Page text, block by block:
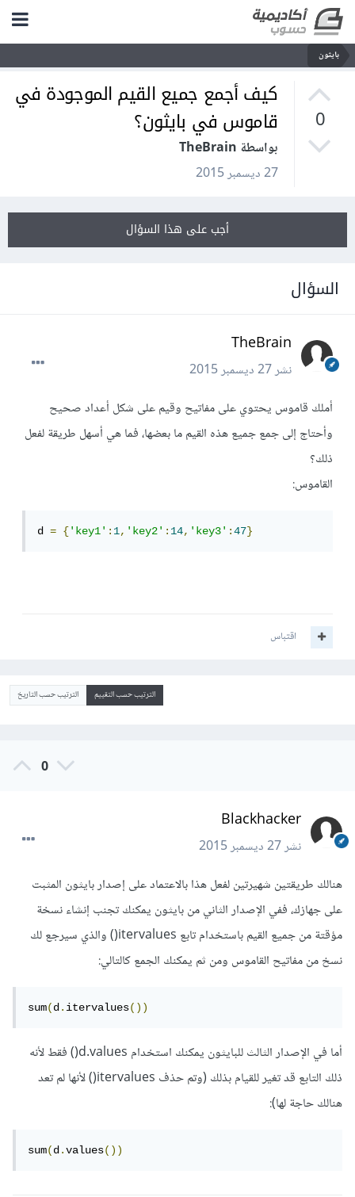
بايثون
0
كيف أجمع جميع القيم الموجودة في
قاموس في بايثون؟
بواسطة TheBrain
27 ديسمبر 2015
أجب على هذا السؤال
السؤال
TheBrain
نشر27 ديسمبر 2015
أملك قاموس يحتوي على مفاتيح وقيم على شكل أعداد صحيح
وأحتاج إلى جمع جميع هذه القيم ما بعضها، فما هي أسهل طريقة لفعل
ذلك؟
القاموس:
d = {'key1':1,'key2':14,'key3':47}
اقتباس
الترتيب حسب التقييم الترتيب حسب التاريخ
0
Blackhacker
نشر27 ديسمبر 2015
هنالك طريقتين شهيرتين لفعل هذا بالاعتماد على إصدار بايثون المثبت
على جهازك، ففي الإصدار الثاني من بايثون يمكنك تجنب إنشاء نسخة
مؤقتة من جميع القيم باستخدام تابع itervalues() والذي سيرجع لك
نسخ من مفاتيح القاموس ومن ثم يمكنك الجمع كالتالي:
sum(d.itervalues())
أما في الإصدار الثالث للبايثون يمكنك استخدام d.values() فقط لأنه
ذلك التابع قد تغير للقيام بذلك (وتم حذف itervalues() لأنها لم تعد
هنالك حاجة لها):
sum(d.values())